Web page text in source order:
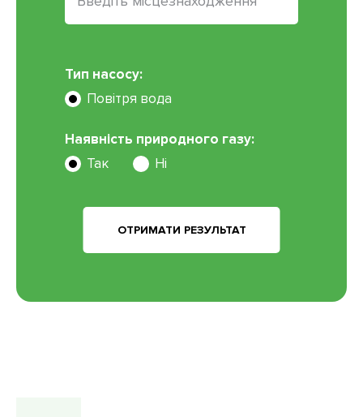
Тип насосу:
Повітря вода
Наявність природного газу:
Так
Ні